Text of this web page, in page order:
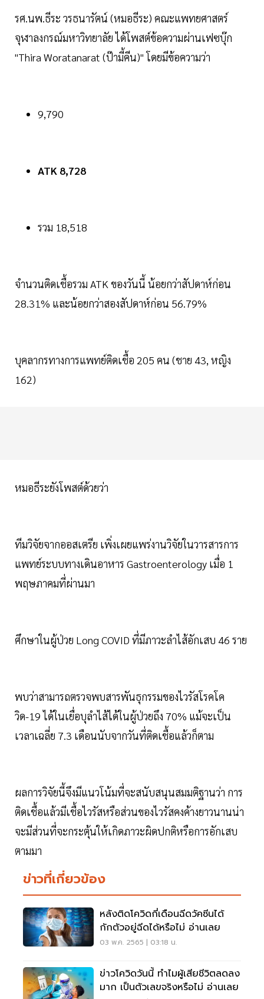
รศ.นพ.ธีระ วรธนารัตน์ (หมอธีระ) คณะแพทยศาสตร์
จุฬาลงกรณ์มหาวิทยาลัย ได้โพสต์ข้อความผ่านเฟซบุ๊ก
"Thira Woratanarat (ป๊ามี้คีน)" โดยมีข้อความว่า
9,790
ATK 8,728
รวม 18,518
จำนวนติดเชื้อรวม ATK ของวันนี้ น้อยกว่าสัปดาห์ก่อน
28.31% และน้อยกว่าสองสัปดาห์ก่อน 56.79%
บุคลากรทางการแพทย์ติดเชื้อ 205 คน (ชาย 43, หญิง
162)
หมอธีระยังโพสต์ด้วยว่า
ทีมวิจัยจากออสเตรีย เพิ่งเผยแพร่งานวิจัยในวารสารการ
แพทย์ระบบทางเดินอาหาร Gastroenterology เมื่อ 1
พฤษภาคมที่ผ่านมา
ศึกษาในผู้ป่วย Long COVID ที่มีภาวะลำไส้อักเสบ 46 ราย
พบว่าสามารถตรวจพบสารพันธุกรรมของไวรัสโรคโค
วิด-19 ได้ในเยื่อบุลำไส้ได้ในผู้ป่วยถึง 70% แม้จะเป็น
เวลาเฉลี่ย 7.3 เดือนนับจากวันที่ติดเชื้อแล้วก็ตาม
ผลการวิจัยนี้จึงมีแนวโน้มที่จะสนับสนุนสมมติฐานว่า การ
ติดเชื้อแล้วมีเชื้อไวรัสหรือส่วนของไวรัสคงค้างยาวนานน่า
จะมีส่วนที่จะกระตุ้นให้เกิดภาวะผิดปกติหรือการอักเสบ
ตามมา
ข่าวที่เกี่ยวข้อง
หลังติดโควิดกี่เดือนฉีดวัคซีนได้
กักตัวอยู่ฉีดได้หรือไม่ อ่านเลย
03 พ.ค. 2565 | 03:18 น.
ข่าวโควิดวันนี้ ทำไมผู้เสียชีวิตลดลง
มาก เป็นตัวเลขจริงหรือไม่ อ่านเลย